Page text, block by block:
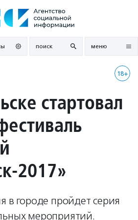
поиск меню
18+
стартовал
2017»
в городе пройдет серия
мероприятий.